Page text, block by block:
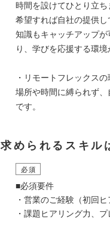
時間を設けてひとり立ち
希望すれば自社の提供
知識もキャッチアップ
り、学びを応援する環境
・リモートフレックス
場所や時間に縛られず
です。
求められるスキル
必須
■必須要件
・営業のご経験（初回
・課題ヒアリング力、